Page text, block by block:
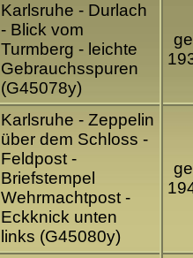
Karlsruhe - Durlach
- Blick vom
Turmberg - leichte
Gebrauchsspuren
(G45078y)
Karlsruhe - Zeppelin
über dem Schloss -
Feldpost -
Briefstempel
Wehrmachtpost -
Eckknick unten
links (G45080y)